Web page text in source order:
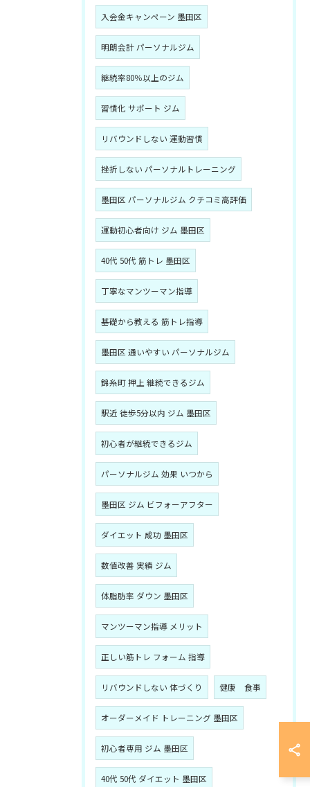
入会金キャンペーン 墨田区
明朗会計 パーソナルジム
継続率80％以上のジム
習慣化 サポート ジム
リバウンドしない 運動習慣
挫折しない パーソナルトレーニング
墨田区 パーソナルジム クチコミ高評価
運動初心者向け ジム 墨田区
40代 50代 筋トレ 墨田区
丁寧なマンツーマン指導
基礎から教える 筋トレ指導
墨田区 通いやすい パーソナルジム
錦糸町 押上 継続できるジム
駅近 徒歩5分以内 ジム 墨田区
初心者が継続できるジム
パーソナルジム 効果 いつから
墨田区 ジム ビフォーアフター
ダイエット 成功 墨田区
数値改善 実績 ジム
体脂肪率 ダウン 墨田区
マンツーマン指導 メリット
正しい筋トレ フォーム 指導
リバウンドしない 体づくり 健康 食事
オーダーメイド トレーニング 墨田区
初心者専用 ジム 墨田区
40代 50代 ダイエット 墨田区